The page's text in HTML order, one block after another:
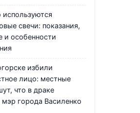
используются
свечи: показания,
и особенности
избили
лицо: местные
что в драке
города Василенко